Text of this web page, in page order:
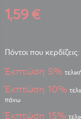
1,59 €
Πόντοι που
Έκπτώση 5%
Έκπτώση 10%
πάνω
Έκπτώση 15%